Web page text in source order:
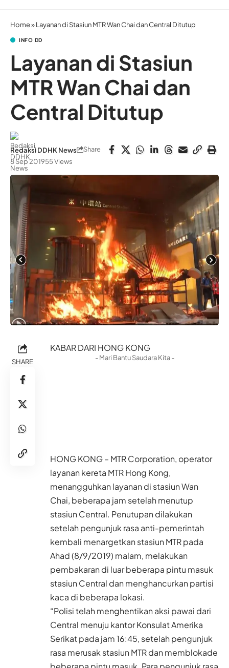
Home»Layanan di Stasiun MTR Wan Chai dan Central Ditutup
INFO DD
Layanan di Stasiun
MTR Wan Chai dan
Central Ditutup
Redaksi DDHK News
8 Sep 201955 Views
Share
SHARE
KABAR DARI HONG KONG
- Mari Bantu Saudara Kita -
HONG KONG – MTR Corporation, operator
layanan kereta MTR Hong Kong,
menangguhkan layanan di stasiun Wan
Chai, beberapa jam setelah menutup
stasiun Central. Penutupan dilakukan
setelah pengunjuk rasa anti-pemerintah
kembali menargetkan stasiun MTR pada
Ahad (8/9/2019) malam, melakukan
pembakaran di luar beberapa pintu masuk
stasiun Central dan menghancurkan partisi
kaca di beberapa lokasi.
“Polisi telah menghentikan aksi pawai dari
Central menuju kantor Konsulat Amerika
Serikat pada jam 16:45, setelah pengunjuk
rasa merusak stasiun MTR dan memblokade